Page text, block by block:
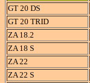
GT 20 DS
GT 20 TRID
ZA 18.2
ZA 18 S
ZA 22
ZA 22 S